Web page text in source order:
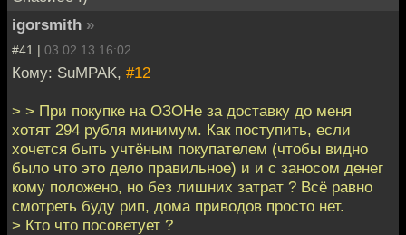
igorsmith »
#41 | 03.02.13 16:02
Кому: SuMPAK, #12
> > При покупке на ОЗОНе за доставку до меня
хотят 294 рубля минимум. Как поступить, если
хочется быть учтёным покупателем (чтобы видно
было что это дело правильное) и и с заносом денег
кому положено, но без лишних затрат ? Всё равно
смотреть буду рип, дома приводов просто нет.
> Кто что посоветует ?